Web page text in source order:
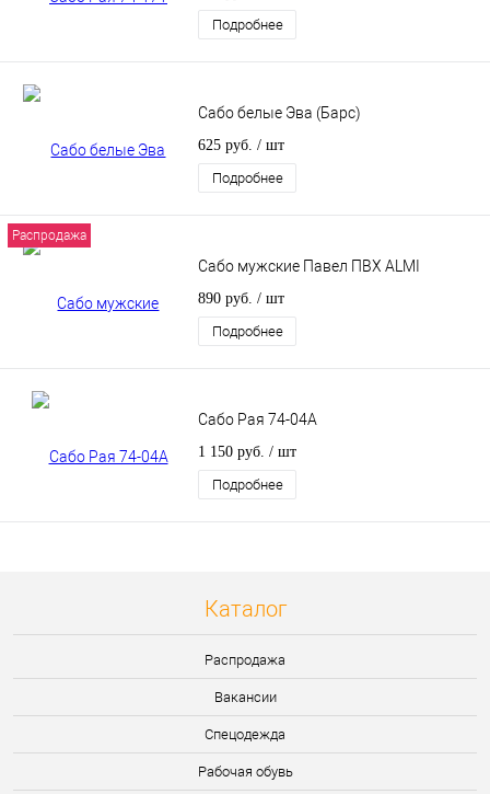
Подробнее
Сабо белые Эва (Барс)
625 руб. / шт
Подробнее
Распродажа
Сабо мужские Павел ПВХ ALMI
890 руб. / шт
Подробнее
Сабо Рая 74-04A
1 150 руб. / шт
Подробнее
Каталог
Распродажа
Вакансии
Спецодежда
Рабочая обувь